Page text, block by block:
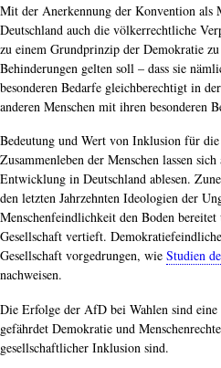
Mit der Anerkennung der Konvention als
Deutschland auch die völkerrechtliche
zu einem Grundprinzip der Demokratie
Behinderungen gelten soll – dass sie
besonderen Bedarfe gleichberechtigt in
anderen Menschen mit ihren besonderen
Bedeutung und Wert von Inklusion für
Zusammenleben der Menschen lassen
Entwicklung in Deutschland ablesen.
den letzten Jahrzehnten Ideologien der
Menschenfeindlichkeit den Boden
Gesellschaft vertieft.
Gesellschaft vorgedrungen, wie Studien
nachweisen.
Die Erfolge der AfD bei Wahlen sind eine
gefährdet Demokratie und
gesellschaftlicher Inklusion sind.